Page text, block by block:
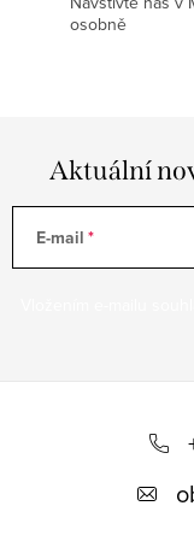
osobně
Aktuální
E-mail